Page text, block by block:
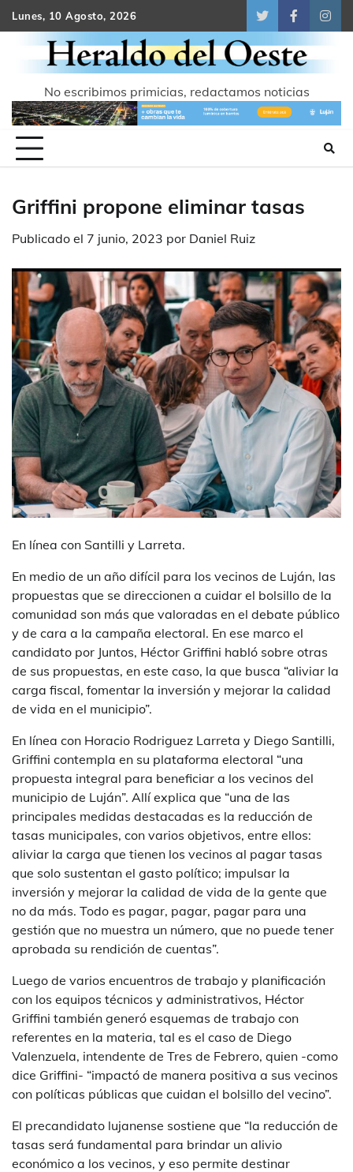
Skip
to
content
Lunes, 10 Agosto, 2026
TwitterFacebook
No escribimos primicias, redactamos noticias
Griffini propone eliminar tasas
Publicado el 7 junio, 2023 por Daniel Ruiz
En línea con Santilli y Larreta.
En medio de un año difícil para los vecinos de Luján, las
propuestas que se direccionen a cuidar el bolsillo de la
comunidad son más que valoradas en el debate público
y de cara a la campaña electoral. En ese marco el
candidato por Juntos, Héctor Griffini habló sobre otras
de sus propuestas, en este caso, la que busca “aliviar la
carga fiscal, fomentar la inversión y mejorar la calidad
de vida en el municipio”.
En línea con Horacio Rodriguez Larreta y Diego Santilli,
Griffini contempla en su plataforma electoral “una
propuesta integral para beneficiar a los vecinos del
municipio de Luján”. Allí explica que “una de las
principales medidas destacadas es la reducción de
tasas municipales, con varios objetivos, entre ellos:
aliviar la carga que tienen los vecinos al pagar tasas
que solo sustentan el gasto político; impulsar la
inversión y mejorar la calidad de vida de la gente que
no da más. Todo es pagar, pagar, pagar para una
gestión que no muestra un número, que no puede tener
aprobada su rendición de cuentas”.
Luego de varios encuentros de trabajo y planificación
con los equipos técnicos y administrativos, Héctor
Griffini también generó esquemas de trabajo con
referentes en la materia, tal es el caso de Diego
Valenzuela, intendente de Tres de Febrero, quien -como
dice Griffini- “impactó de manera positiva a sus vecinos
con políticas públicas que cuidan el bolsillo del vecino”.
El precandidato lujanense sostiene que “la reducción de
tasas será fundamental para brindar un alivio
económico a los vecinos, y eso permite destinar